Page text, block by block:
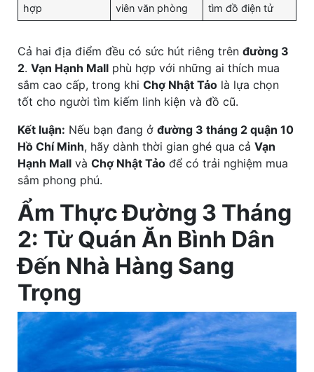
hợp
viên văn phòng
tìm đồ điện tử
Cả hai địa điểm đều có sức hút riêng trên đường 3
2. Vạn Hạnh Mall phù hợp với những ai thích mua
sắm cao cấp, trong khi Chợ Nhật Tảo là lựa chọn
tốt cho người tìm kiếm linh kiện và đồ cũ.
Kết luận: Nếu bạn đang ở đường 3 tháng 2 quận 10
Hồ Chí Minh, hãy dành thời gian ghé qua cả Vạn
Hạnh Mall và Chợ Nhật Tảo để có trải nghiệm mua
sắm phong phú.
Ẩm Thực Đường 3 Tháng
2: Từ Quán Ăn Bình Dân
Đến Nhà Hàng Sang
Trọng